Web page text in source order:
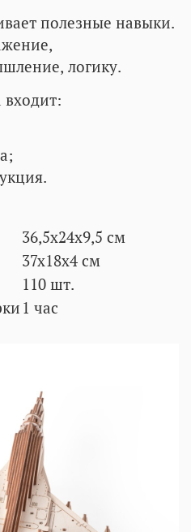
полезные навыки.
логику.
входит:
36,5х24х9,5 cм
37x18x4 см
110 шт.
1 час